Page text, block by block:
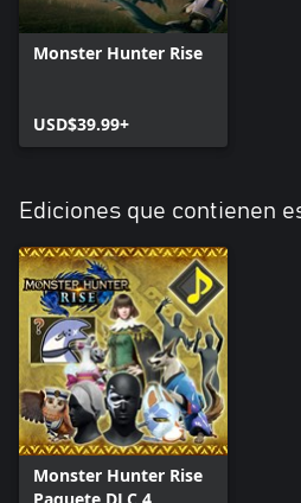
Monster Hunter Rise
USD$39.99+
Ediciones que contienen
Monster Hunter Rise